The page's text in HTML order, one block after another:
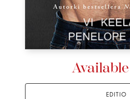
EDITIO